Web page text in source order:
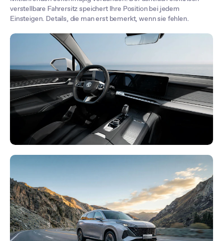
verstellbare Fahrersitz speichert Ihre Position bei jedem
Einsteigen. Details, die man erst bemerkt, wenn sie fehlen.